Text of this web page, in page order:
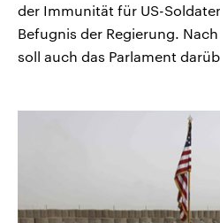
der Immunität für US-
Befugnis der Regierung.
soll auch das Parlament